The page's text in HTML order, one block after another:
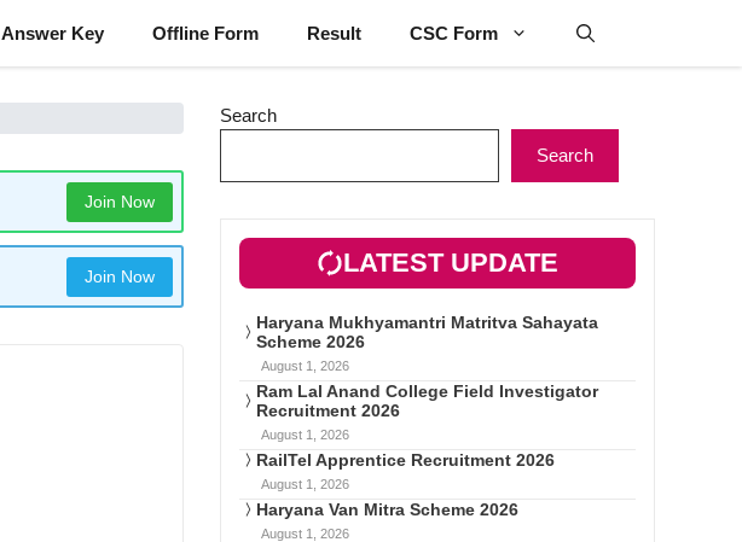
Answer Key Offline Form Result CSC Form
Join Now
Join Now
Search
Search
LATEST UPDATE
Haryana Mukhyamantri Matritva Sahayata
Scheme 2026
August 1, 2026
Ram Lal Anand College Field Investigator
Recruitment 2026
August 1, 2026
RailTel Apprentice Recruitment 2026
August 1, 2026
Haryana Van Mitra Scheme 2026
August 1, 2026